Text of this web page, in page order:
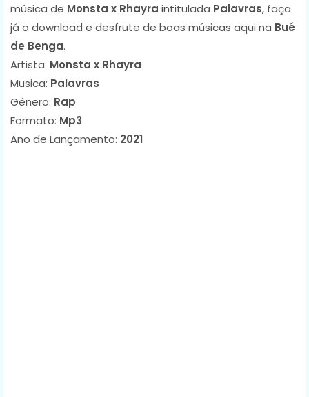
música de Monsta x Rhayra intitulada Palavras, faça
já o download e desfrute de boas músicas aqui na Bué
de Benga.
Artista: Monsta x Rhayra
Musica: Palavras
Género: Rap
Formato: Mp3
Ano de Lançamento: 2021